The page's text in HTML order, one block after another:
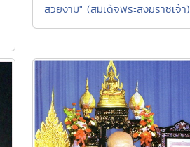
สวยงาม" (สมเด็จพระสังฆราชเจ้า)